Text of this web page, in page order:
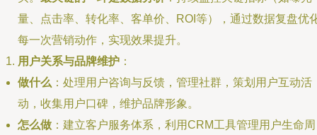
量、点击率、转化率、客单价、ROI等），通过数据复盘优
每一次营销动作，实现效果提升。
用户关系与品牌维护 ：
做什么 ：处理用户咨询与反馈，管理社群，策划用户互动活
动，收集用户口碑，维护品牌形象。
怎么做 ：建立客户服务体系，利用CRM工具管理用户生命周